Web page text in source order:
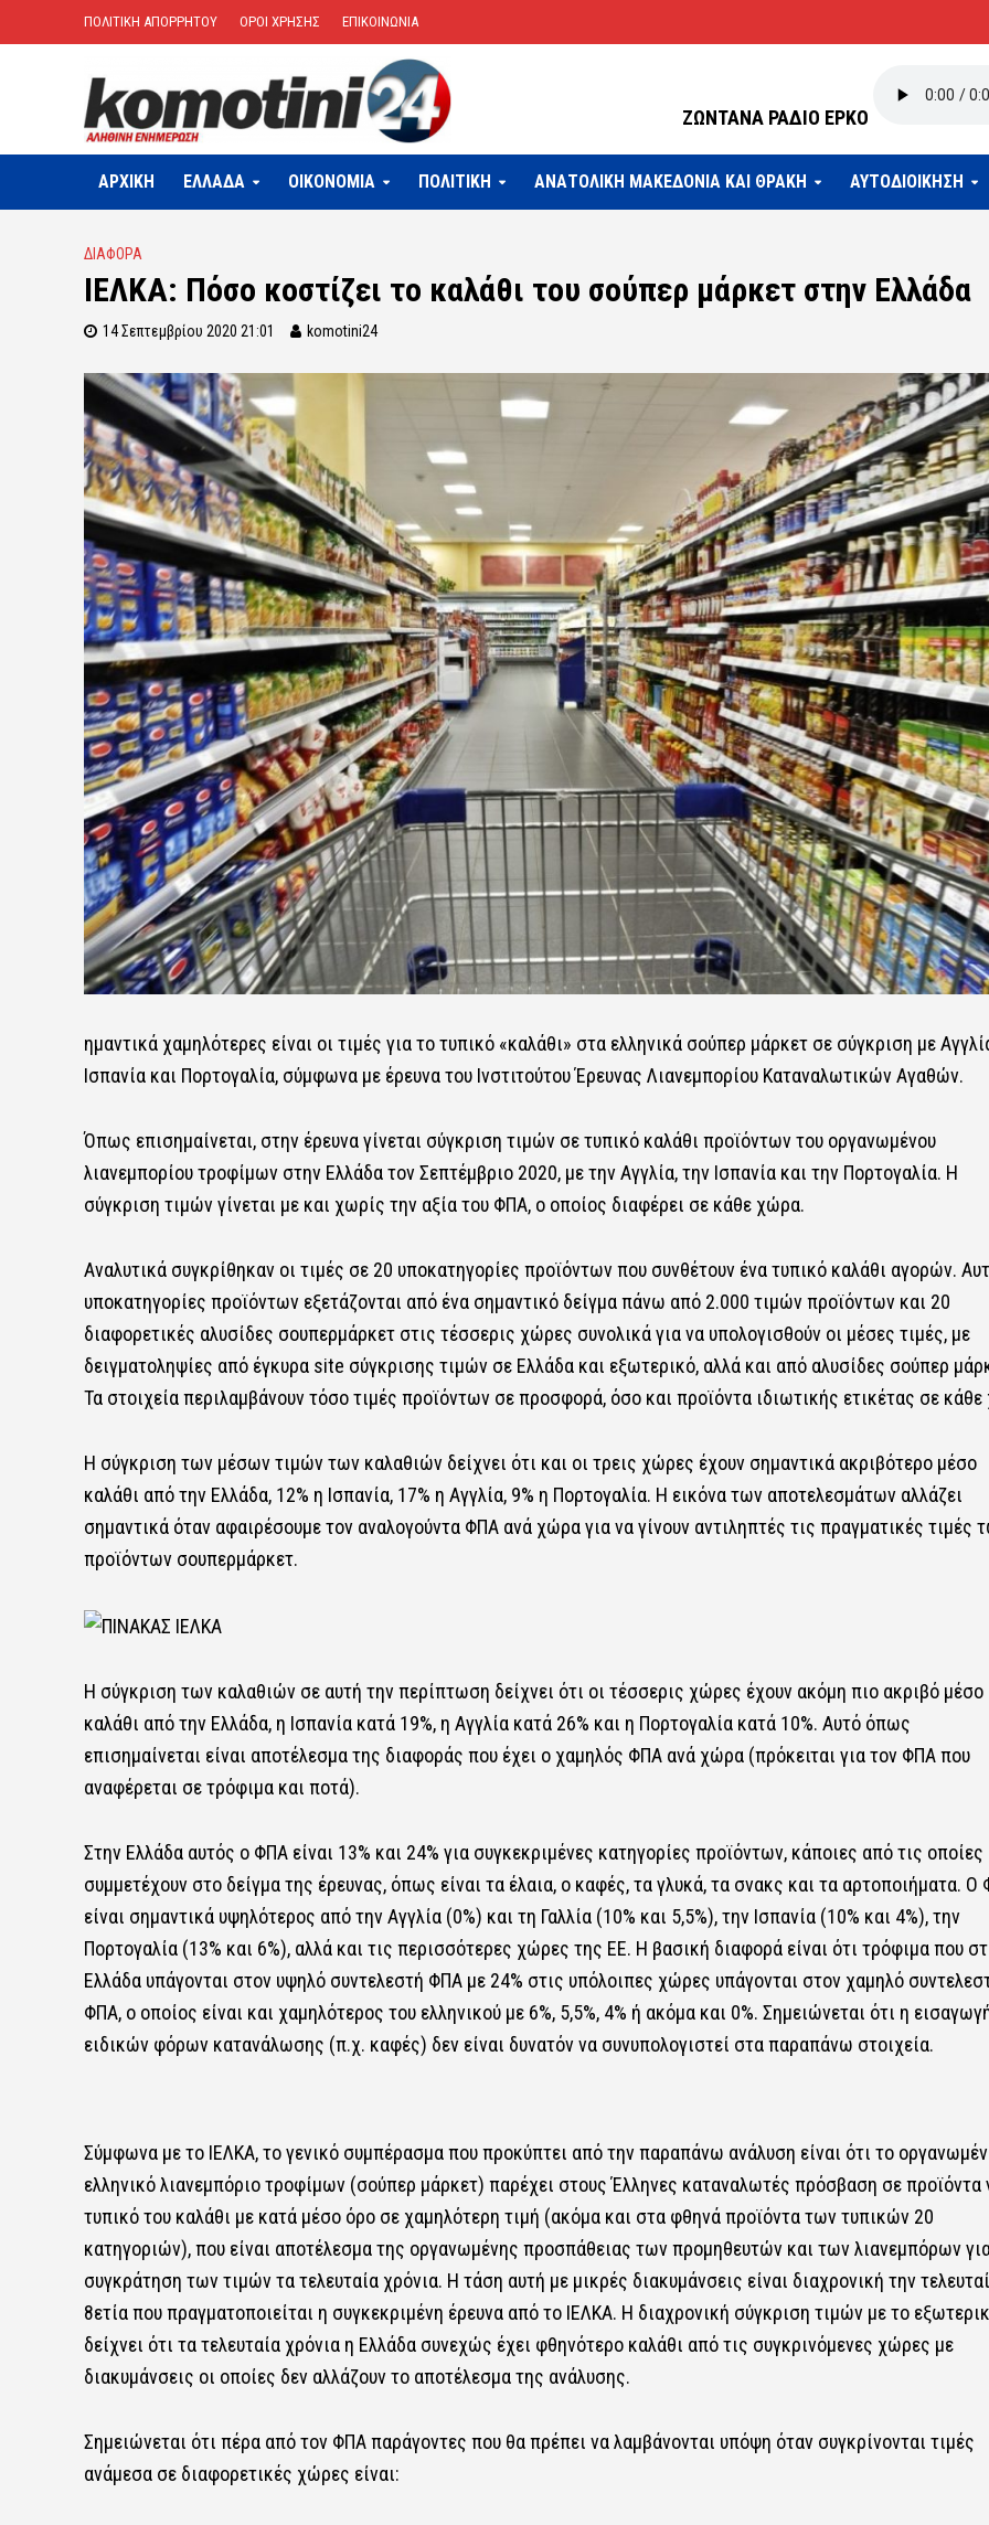
ΠΟΛΙΤΙΚΗ ΑΠΟΡΡΗΤΟΥ ΟΡΟΙ ΧΡΗΣΗΣ ΕΠΙΚΟΙΝΩΝΙΑ
ΖΩΝΤΑΝΑ ΡΑΔΙΟ ΕΡΚΟ
ΑΡΧΙΚΗ ΕΛΛΑΔΑ OIKONOMIA ΠΟΛΙΤΙΚΗ ΑΝΑΤΟΛΙΚΗ ΜΑΚΕΔΟΝΙΑ ΚΑΙ ΘΡΑΚΗ ΑΥΤΟΔΙΟΙΚΗΣΗ
ΔΙΑΦΟΡΑ
ΙΕΛΚΑ: Πόσο κοστίζει το καλάθι του σούπερ μάρκετ στην Ελλάδα
14 Σεπτεμβρίου 2020 21:01 komotini24
ημαντικά χαμηλότερες είναι οι τιμές για το τυπικό «καλάθι» στα ελληνικά σούπερ μάρκετ σε σύγκριση με
Ισπανία και Πορτογαλία, σύμφωνα με έρευνα του Ινστιτούτου Έρευνας Λιανεμπορίου Καταναλωτικών Αγαθών.
Όπως επισημαίνεται, στην έρευνα γίνεται σύγκριση τιμών σε τυπικό καλάθι προϊόντων του οργανωμένου
λιανεμπορίου τροφίμων στην Ελλάδα τον Σεπτέμβριο 2020, με την Αγγλία, την Ισπανία και την Πορτογαλία. Η
σύγκριση τιμών γίνεται με και χωρίς την αξία του ΦΠΑ, ο οποίος διαφέρει σε κάθε χώρα.
Αναλυτικά συγκρίθηκαν οι τιμές σε 20 υποκατηγορίες προϊόντων που συνθέτουν ένα τυπικό καλάθι αγορών.
υποκατηγορίες προϊόντων εξετάζονται από ένα σημαντικό δείγμα πάνω από 2.000 τιμών προϊόντων και 20
διαφορετικές αλυσίδες σουπερμάρκετ στις τέσσερις χώρες συνολικά για να υπολογισθούν οι μέσες τιμές, με
δειγματοληψίες από έγκυρα site σύγκρισης τιμών σε Ελλάδα και εξωτερικό, αλλά και από αλυσίδες σούπερ
Τα στοιχεία περιλαμβάνουν τόσο τιμές προϊόντων σε προσφορά, όσο και προϊόντα ιδιωτικής ετικέτας σε
Η σύγκριση των μέσων τιμών των καλαθιών δείχνει ότι και οι τρεις χώρες έχουν σημαντικά ακριβότερο μέσο
καλάθι από την Ελλάδα, 12% η Ισπανία, 17% η Αγγλία, 9% η Πορτογαλία. Η εικόνα των αποτελεσμάτων αλλάζει
σημαντικά όταν αφαιρέσουμε τον αναλογούντα ΦΠΑ ανά χώρα για να γίνουν αντιληπτές τις πραγματικές τιμές
προϊόντων σουπερμάρκετ.
Η σύγκριση των καλαθιών σε αυτή την περίπτωση δείχνει ότι οι τέσσερις χώρες έχουν ακόμη πιο ακριβό μέσο
καλάθι από την Ελλάδα, η Ισπανία κατά 19%, η Αγγλία κατά 26% και η Πορτογαλία κατά 10%. Αυτό όπως
επισημαίνεται είναι αποτέλεσμα της διαφοράς που έχει ο χαμηλός ΦΠΑ ανά χώρα (πρόκειται για τον ΦΠΑ που
αναφέρεται σε τρόφιμα και ποτά).
Στην Ελλάδα αυτός ο ΦΠΑ είναι 13% και 24% για συγκεκριμένες κατηγορίες προϊόντων, κάποιες από τις οποίες
συμμετέχουν στο δείγμα της έρευνας, όπως είναι τα έλαια, ο καφές, τα γλυκά, τα σνακς και τα αρτοποιήματα. Ο
είναι σημαντικά υψηλότερος από την Αγγλία (0%) και τη Γαλλία (10% και 5,5%), την Ισπανία (10% και 4%), την
Πορτογαλία (13% και 6%), αλλά και τις περισσότερες χώρες της ΕΕ. Η βασική διαφορά είναι ότι τρόφιμα που
Ελλάδα υπάγονται στον υψηλό συντελεστή ΦΠΑ με 24% στις υπόλοιπες χώρες υπάγονται στον χαμηλό
ΦΠΑ, ο οποίος είναι και χαμηλότερος του ελληνικού με 6%, 5,5%, 4% ή ακόμα και 0%. Σημειώνεται ότι η
ειδικών φόρων κατανάλωσης (π.χ. καφές) δεν είναι δυνατόν να συνυπολογιστεί στα παραπάνω στοιχεία.
Σύμφωνα με το ΙΕΛΚΑ, το γενικό συμπέρασμα που προκύπτει από την παραπάνω ανάλυση είναι ότι το
ελληνικό λιανεμπόριο τροφίμων (σούπερ μάρκετ) παρέχει στους Έλληνες καταναλωτές πρόσβαση σε προϊόντα
τυπικό του καλάθι με κατά μέσο όρο σε χαμηλότερη τιμή (ακόμα και στα φθηνά προϊόντα των τυπικών 20
κατηγοριών), που είναι αποτέλεσμα της οργανωμένης προσπάθειας των προμηθευτών και των λιανεμπόρων
συγκράτηση των τιμών τα τελευταία χρόνια. Η τάση αυτή με μικρές διακυμάνσεις είναι διαχρονική την
8ετία που πραγματοποιείται η συγκεκριμένη έρευνα από το ΙΕΛΚΑ. Η διαχρονική σύγκριση τιμών με το
δείχνει ότι τα τελευταία χρόνια η Ελλάδα συνεχώς έχει φθηνότερο καλάθι από τις συγκρινόμενες χώρες με
διακυμάνσεις οι οποίες δεν αλλάζουν το αποτέλεσμα της ανάλυσης.
Σημειώνεται ότι πέρα από τον ΦΠΑ παράγοντες που θα πρέπει να λαμβάνονται υπόψη όταν συγκρίνονται τιμές
ανάμεσα σε διαφορετικές χώρες είναι: